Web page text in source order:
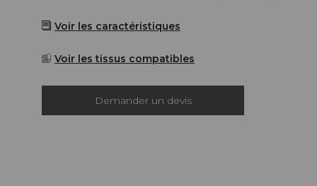
Voir les caractéristiques
Voir les tissus compatibles
Demander un devis